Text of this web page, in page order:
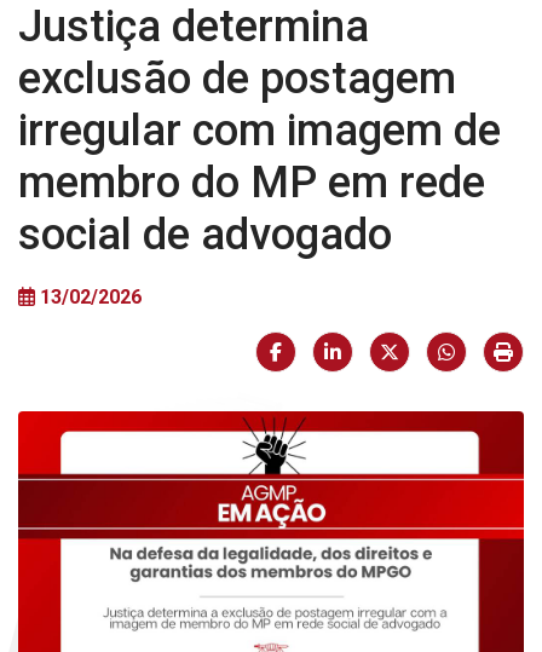
Justiça determina
exclusão de postagem
irregular com imagem de
membro do MP em rede
social de advogado
13/02/2026
FacebookLinkedInX (formerly